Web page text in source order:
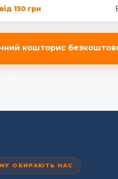
від 150 грн
кошторис
ОБИРАЮТЬ НАС